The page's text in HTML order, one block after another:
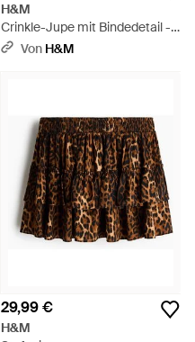
H&M
Crinkle-Jupe mit Bindedetail -
Natur
Von H&M
29,99 €
H&M